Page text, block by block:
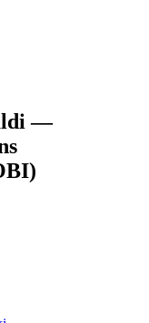
—